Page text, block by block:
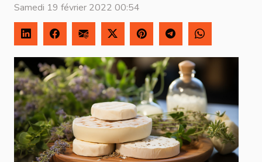
Samedi 19 février 2022 00:54